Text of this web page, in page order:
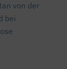
von der
bei